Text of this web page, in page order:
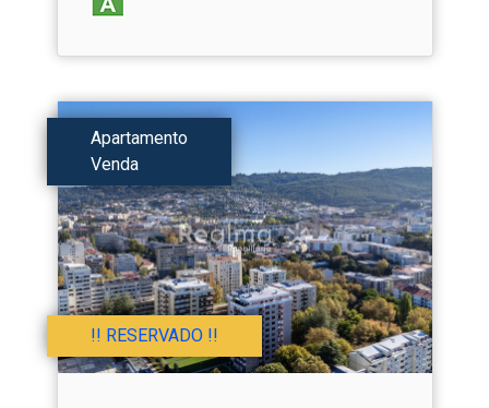
Apartamento
Venda
!! RESERVADO !!